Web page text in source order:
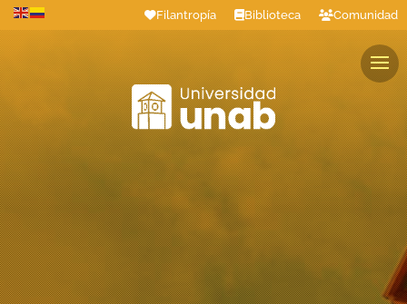
Filantropía Biblioteca Comunidad
Estudiantes Profesores Colaboradores Graduados